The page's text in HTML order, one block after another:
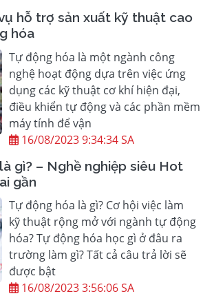
hỗ trợ sản xuất kỹ thuật cao
hóa
Tự động hóa là một ngành công
nghệ hoạt động dựa trên việc ứng
dụng các kỹ thuật cơ khí hiện đại,
điều khiển tự động và các phần mềm
máy tính để vận
16/08/2023 9:34:34 SA
gì? – Nghề nghiệp siêu Hot
gần
Tự động hóa là gì? Cơ hội việc làm
kỹ thuật rộng mở với ngành tự động
hóa? Tự động hóa học gì ở đâu ra
trường làm gì? Tất cả câu trả lời sẽ
được bật
16/08/2023 3:56:06 SA